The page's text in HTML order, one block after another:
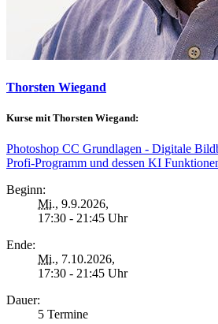
Thorsten Wiegand
Kurse mit Thorsten Wiegand:
Photoshop CC Grundlagen - Digitale
Profi-Programm und dessen KI
Beginn:
Mi., 9.9.2026,
17:30 - 21:45 Uhr
Ende:
Mi., 7.10.2026,
17:30 - 21:45 Uhr
Dauer:
5 Termine